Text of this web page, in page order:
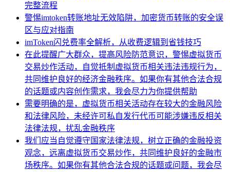
完整流程
警惕imtoken转账地址无效陷阱，加密货币转账的安全误
区与应对指南
imToken闪兑费率全解析，从收费逻辑到省钱技巧
在此提醒广大群众，提高风险防范意识，警惕虚拟货币
交易炒作活动，自觉抵制虚拟货币相关违法违规行为，
共同维护良好的经济金融秩序。如果你有其他合法合规
的话题或内容创作需求，我会尽力为你提供帮助
需要明确的是，虚拟货币相关活动存在较大的金融风险
和法律风险，未经许可私自发行代币可能涉嫌违反相关
法律法规，扰乱金融秩序
我们应当自觉遵守国家法律法规，树立正确的金融投资
观念，远离虚拟货币交易炒作，共同维护良好的金融市
场秩序。如果你有其他合法合规的话题或问题，我会尽